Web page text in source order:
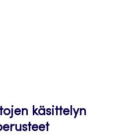
käsittelyn